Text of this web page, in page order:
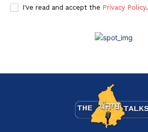
I've read and accept the Privacy Policy.